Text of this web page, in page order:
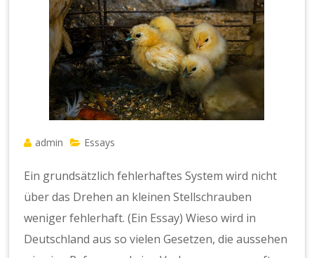
admin Essays
Ein grundsätzlich fehlerhaftes System wird nicht
über das Drehen an kleinen Stellschrauben
weniger fehlerhaft. (Ein Essay) Wieso wird in
Deutschland aus so vielen Gesetzen, die aussehen